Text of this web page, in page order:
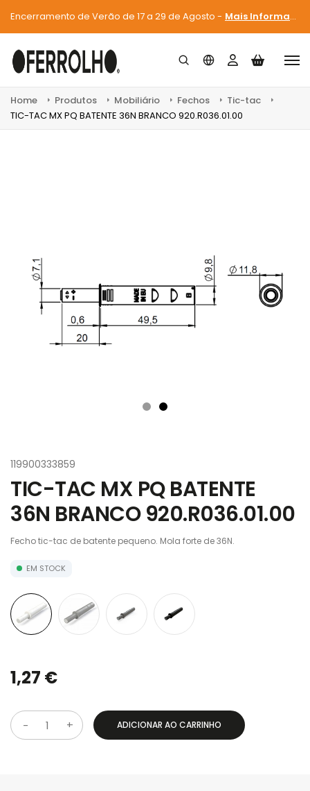
Encerramento de Verão de 17 a 29 de Agosto - Mais Informações
Home Produtos Mobiliário Fechos
Tic-tac
TIC-TAC MX PQ BATENTE 36N BRANCO 920.R036.01.00
119900333859
TIC-TAC MX PQ BATENTE
36N BRANCO 920.R036.01.00
Fecho tic-tac de batente pequeno. Mola forte de 36N.
EM STOCK
1,27 €
Q
ADICIONAR AO CARRINHO